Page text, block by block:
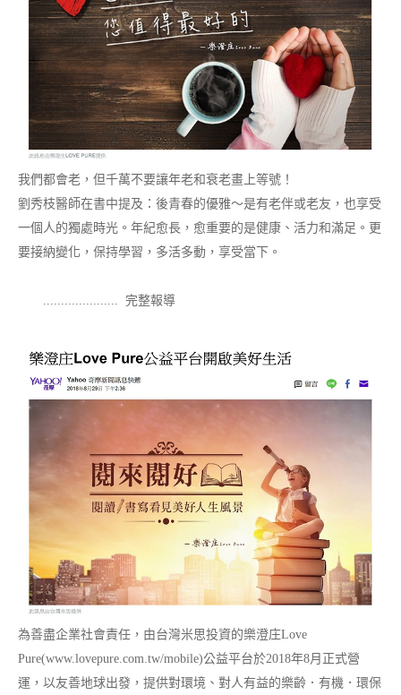
我們都會老，但千萬不要讓年老和衰老畫上等號！
劉秀枝醫師在書中提及：後青春的優雅～是有老伴或老友，也享受
一個人的獨處時光。年紀愈長，愈重要的是健康、活力和滿足。更
要接納變化，保持學習，多活多動，享受當下。
..................... 完整報導
為善盡企業社會責任，由台灣米思投資的樂澄庄Love
Pure(www.lovepure.com.tw/mobile)公益平台於2018年8月正式營
運，以友善地球出發，提供對環境、對人有益的樂齡．有機．環保